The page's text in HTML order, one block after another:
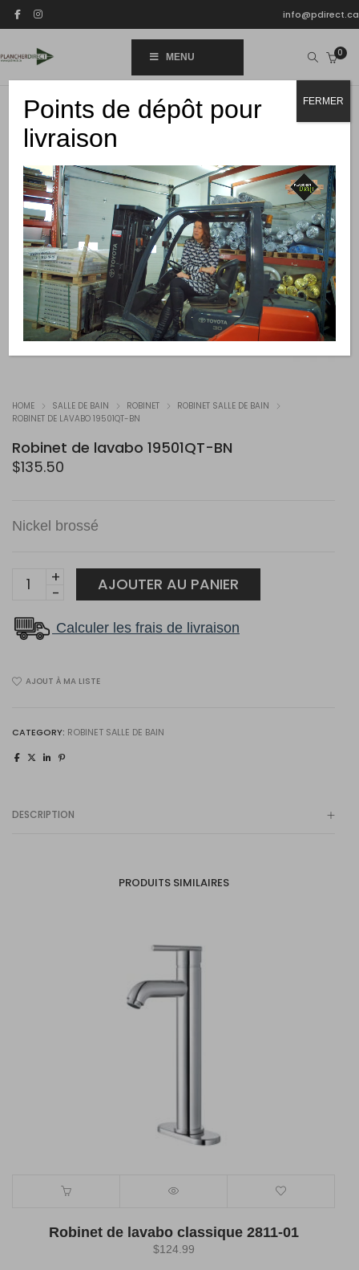
info@pdirect.ca
MENU 0
HOME SALLE DE BAIN ROBINET
ROBINET SALLE DE BAIN
ROBINET DE LAVABO 19501QT-BN
Robinet de lavabo 19501QT-BN
$135.50
Nickel brossé
Robinet
lavabo
19501QT-
quantity
AJOUTER AU PANIER
Calculer les frais de livraison
AJOUT À MA LISTE
CATEGORY: ROBINET SALLE DE BAIN
DESCRIPTION
PRODUITS SIMILAIRES
Robinet de lavabo classique 2811-01
$124.99
Points de dépôt pour
livraison
FERMER